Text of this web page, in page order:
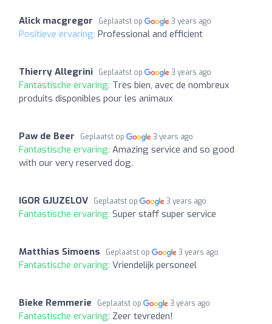
Alick macgregor Geplaatst op 3 years ago
Positieve ervaring: Professional and efficient
Thierry Allegrini Geplaatst op 3 years ago
Fantastische ervaring: Très bien, avec de nombreux
produits disponibles pour les animaux
Paw de Beer Geplaatst op 3 years ago
Fantastische ervaring: Amazing service and so good
with our very reserved dog.
IGOR GJUZELOV Geplaatst op 3 years ago
Fantastische ervaring: Super staff super service
Matthias Simoens Geplaatst op 3 years ago
Fantastische ervaring: Vriendelijk personeel
Bieke Remmerie Geplaatst op 3 years ago
Fantastische ervaring: Zeer tevreden!